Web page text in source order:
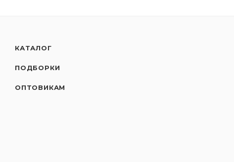
КАТАЛОГ
ПОДБОРКИ
ОПТОВИКАМ